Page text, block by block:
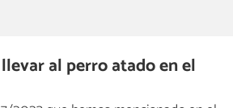
al perro atado en el